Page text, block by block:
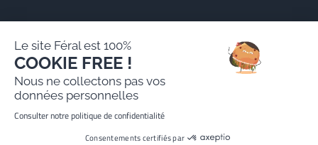
Mentions légales
Politique de protection des données personnelles
Site réalisé par Paradygm
Le site Féral est 100%
COOKIE FREE !
Nous ne collectons pas vos
données personnelles
Consulter notre politique de confidentialité
Consentements certifiés par